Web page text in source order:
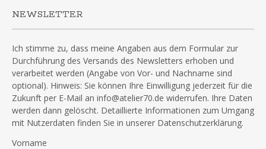
NEWSLETTER
Ich stimme zu, dass meine Angaben aus dem Formular zur
Durchführung des Versands des Newsletters erhoben und
verarbeitet werden (Angabe von Vor- und Nachname sind
optional). Hinweis: Sie können Ihre Einwilligung jederzeit für die
Zukunft per E-Mail an info@atelier70.de widerrufen. Ihre Daten
werden dann gelöscht. Detaillierte Informationen zum Umgang
mit Nutzerdaten finden Sie in unserer Datenschutzerklärung.
Vorname